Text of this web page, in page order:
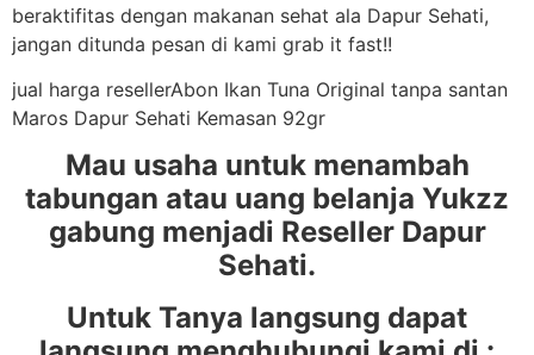
beraktifitas dengan makanan sehat ala Dapur Sehati,
jangan ditunda pesan di kami grab it fast!!
jual harga resellerAbon Ikan Tuna Original tanpa santan
Maros Dapur Sehati Kemasan 92gr
Mau usaha untuk menambah
tabungan atau uang belanja Yukzz
gabung menjadi Reseller Dapur
Sehati.
Untuk Tanya langsung dapat